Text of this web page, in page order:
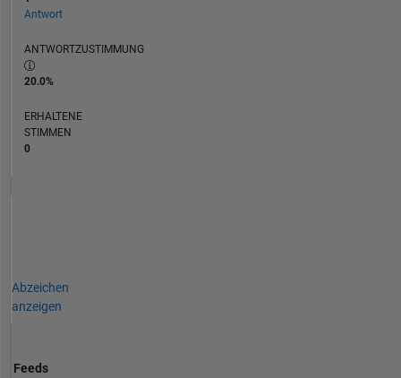
Antwort
ANTWORTZUSTIMMUNG
20.0%
ERHALTENE
STIMMEN
0
Abzeichen
anzeigen
Feeds